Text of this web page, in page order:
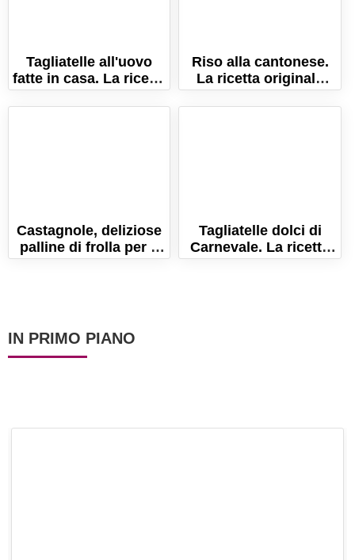
Tagliatelle all'uovo
fatte in casa. La ricetta
della pasta fresca!
Riso alla cantonese.
La ricetta originale
della tradizione
cinese!
Castagnole, deliziose
palline di frolla per il
Carnevale
Tagliatelle dolci di
Carnevale. La ricetta
delle chiocchiole
IN PRIMO PIANO